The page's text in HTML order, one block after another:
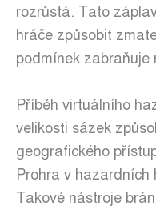
rozrůstá. Tato
hráče způsobit
podmínek zabraňuje
Příběh virtuálního
velikosti sázek
geografického
Prohra v
Takové nástroje